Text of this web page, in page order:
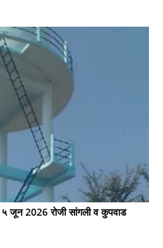
५ जून 2026 रोजी सांगली व कुपवाड